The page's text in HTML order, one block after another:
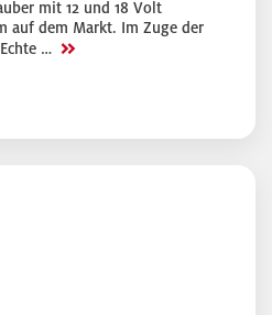
mit 12 und 18 Volt
auf dem Markt. Im Zuge der
… >>